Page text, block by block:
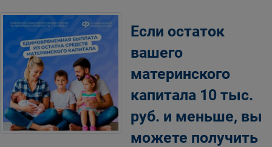
Если остаток
вашего
материнского
капитала 10 тыс.
руб. и меньше, вы
можете получить